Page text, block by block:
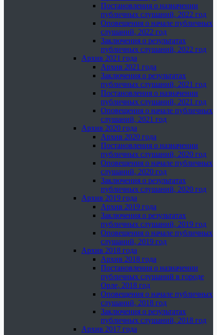
Постановления о назначении
публичных слушаний, 2022 год
Оповещения о начале публичных
слушаний, 2022 год
Заключения о результатах
публичных слушаний, 2022 год
Архив 2021 года
Архив 2021 года
Заключения о результатах
публичных слушаний, 2021 год
Постановления о назначении
публичных слушаний, 2021 год
Оповещения о начале публичных
слушаний, 2021 год
Архив 2020 года
Архив 2020 года
Постановления о назначении
публичных слушаний, 2020 год
Оповещения о начале публичных
слушаний, 2020 год
Заключения о результатах
публичных слушаний, 2020 год
Архив 2019 года
Архив 2019 года
Заключения о результатах
публичных слушаний, 2019 год
Оповещения о начале публичных
слушаний, 2019 год
Архив 2018 года
Архив 2018 года
Постановления о назначении
публичных слушаний в городе
Орле, 2018 год
Оповещения о начале публичных
слушаний, 2018 год
Заключения о результатах
публичных слушаний, 2018 год
Архив 2017 года